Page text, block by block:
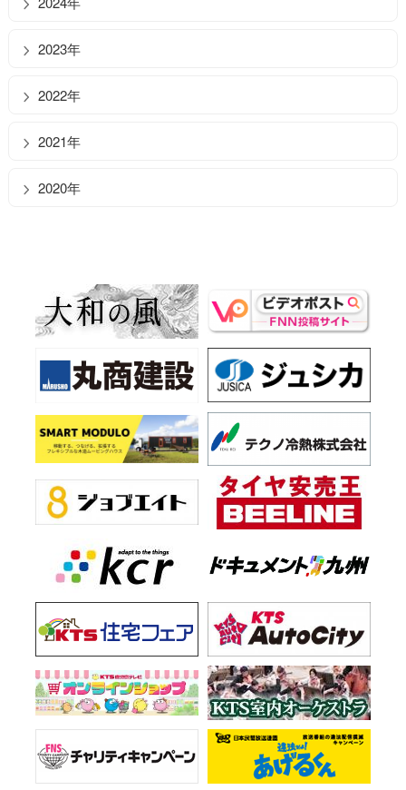
2023年
2022年
2021年
2020年